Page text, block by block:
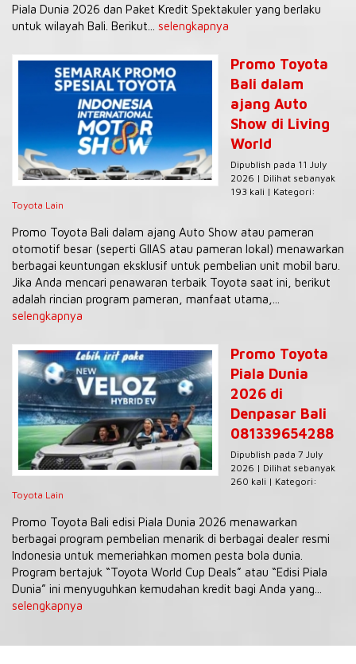
Piala Dunia 2026 dan Paket Kredit Spektakuler yang berlaku
untuk wilayah Bali. Berikut... selengkapnya
Promo Toyota
Bali dalam
ajang Auto
Show di Living
World
Dipublish pada 11 July
2026 | Dilihat sebanyak
193 kali | Kategori:
Toyota Lain
Promo Toyota Bali dalam ajang Auto Show atau pameran
otomotif besar (seperti GIIAS atau pameran lokal) menawarkan
berbagai keuntungan eksklusif untuk pembelian unit mobil baru.
Jika Anda mencari penawaran terbaik Toyota saat ini, berikut
adalah rincian program pameran, manfaat utama,...
selengkapnya
Promo Toyota
Piala Dunia
2026 di
Denpasar Bali
081339654288
Dipublish pada 7 July
2026 | Dilihat sebanyak
260 kali | Kategori:
Toyota Lain
Promo Toyota Bali edisi Piala Dunia 2026 menawarkan
berbagai program pembelian menarik di berbagai dealer resmi
Indonesia untuk memeriahkan momen pesta bola dunia.
Program bertajuk “Toyota World Cup Deals” atau “Edisi Piala
Dunia” ini menyuguhkan kemudahan kredit bagi Anda yang...
selengkapnya